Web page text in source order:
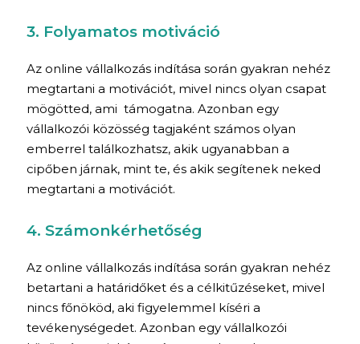
3. Folyamatos motiváció
Az online vállalkozás indítása során gyakran nehéz
megtartani a motivációt, mivel nincs olyan csapat
mögötted, ami támogatna. Azonban egy
vállalkozói közösség tagjaként számos olyan
emberrel találkozhatsz, akik ugyanabban a
cipőben járnak, mint te, és akik segítenek neked
megtartani a motivációt.
4. Számonkérhetőség
Az online vállalkozás indítása során gyakran nehéz
betartani a határidőket és a célkitűzéseket, mivel
nincs főnököd, aki figyelemmel kíséri a
tevékenységedet. Azonban egy vállalkozói